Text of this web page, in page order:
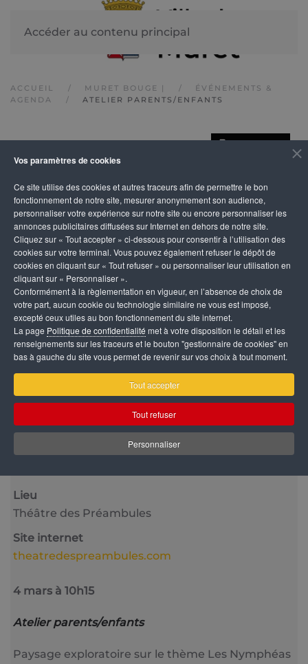
Vos paramètres de cookies
Ce site utilise des cookies et autres traceurs afin de permettre le bon
fonctionnement de notre site, mesurer anonymement son audience,
personnaliser votre expérience sur notre site ou encore personnaliser les
annonces publicitaires diffusées sur Internet en dehors de notre site.
Cliquez sur « Tout accepter » ci-dessous pour consentir à l’utilisation des
cookies sur votre terminal. Vous pouvez également refuser le dépôt de
cookies en cliquant sur « Tout refuser » ou personnaliser leur utilisation en
cliquant sur « Personnaliser ».
Conformément à la règlementation en vigueur, en l’absence de choix de
votre part, aucun cookie ou technologie similaire ne vous est imposé,
excepté ceux utiles au bon fonctionnement du site internet.
La page Politique de confidentialité met à votre disposition le détail et les
renseignements sur les traceurs et le bouton "gestionnaire de cookies" en
bas à gauche du site vous permet de revenir sur vos choix à tout moment.
Tout accepter
Tout refuser
Personnaliser
Accéder au contenu principal
ACCUEIL MURET BOUGE |
ÉVÉNEMENTS &
AGENDA
ATELIER PARENTS/ENFANTS
Atelier
parents/enfants
Jeune Public
Date
Lieu
Théâtre des Préambules
Site internet
theatredespreambules.com
4 mars à 10h15
Atelier parents/enfants
Paysage exploratoire sur le thème Les Nymphéas